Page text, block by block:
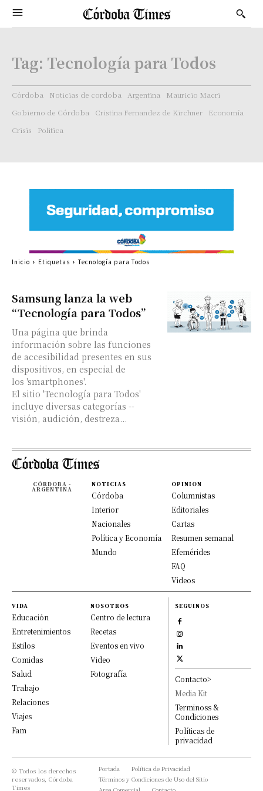
Tag: Tecnología para Todos
Córdoba Noticias de cordoba Argentina
Mauricio Macri
Gobierno de Córdoba
Cristina Fernandez de Kirchner
Economía
Crisis
Politica
Samsung lanza la web
“Tecnología para Todos”
Una página que brinda
información sobre las funciones
de accesibilidad presentes en sus
dispositivos, en especial de
los 'smartphones'.
El sitio 'Tecnología para Todos'
incluye diversas categorías --
visión, audición, destreza...
Inicio Etiquetas Tecnología para Todos
CÓRDOBA -
ARGENTINA
NOTICIAS
Córdoba
Interior
Nacionales
Política y Economía
Mundo
OPINION
Columnistas
Editoriales
Cartas
Resumen semanal
Efemérides
FAQ
Videos
VIDA
Educación
Entretenimientos
Estilos
Comidas
Salud
Trabajo
Relaciones
Viajes
Fam
NOSOTROS
Centro de lectura
Recetas
Eventos en vivo
Video
Fotografía
SEGUINOS
Contacto>
Media Kit
Terminoss &
Condiciones
Políticas de
privacidad
© Todos los derechos
reservados, Córdoba
Times
Portada
Política de Privacidad
Términos y Condiciones de Uso del Sitio